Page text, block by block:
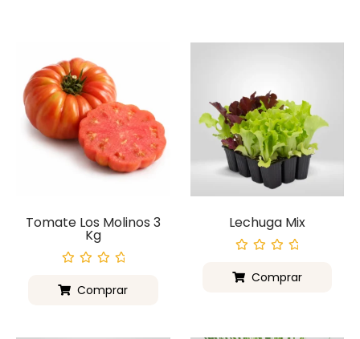
Tomate Los Molinos 3
Kg
con
0
Comprar
Lechuga Mix
con
0
Comprar